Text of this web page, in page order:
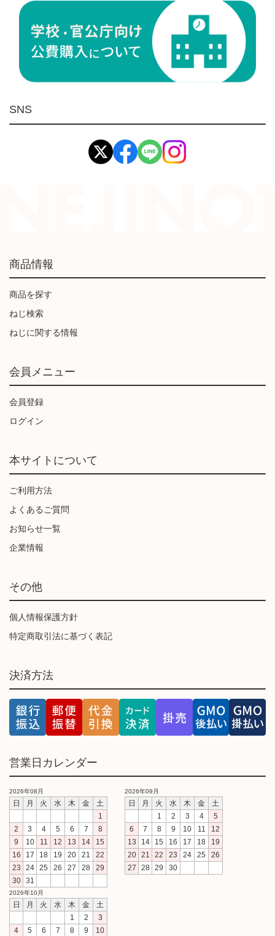
ケミカル製品
荷役伝導
環境安全用品
イマオ製品(IMAO)
工業資材(栃木屋)
SNS
商品情報
商品を探す
ねじ検索
ねじに関する情報
会員メニュー
会員登録
ログイン
本サイトについて
ご利用方法
よくあるご質問
お知らせ一覧
企業情報
その他
個人情報保護方針
特定商取引法に基づく表記
決済方法
営業日カレンダー
2026年08月
日 月 火 水 木 金
土
1
2
3 4 5 6 7
8
9
10 11 12 13 14
15
16
17 18 19 20 21
22
23
24 25 26 27 28
29
30
31
2026年09月
日 月 火 水 木 金
土
1
2 3 4
5
6
7 8 9 10 11
12
13
14 15 16 17 18
19
20
21 22 23 24 25
26
27
28 29 30
2026年10月
日 月 火 水 木 金
土
1
2
3
4
5 6 7 8 9 10